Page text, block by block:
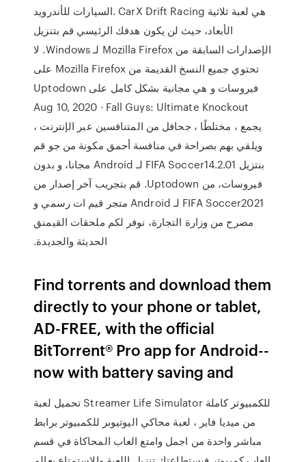
السيارات للأندرويد. CarX Drift Racing هي لعبة ثلاثية
الأبعاد، حيث لن يكون هدفك الرئيسي ‫قم بتنزيل
الإصدارات السابقة من Mozilla Firefox لـ Windows. لا
تحتوي جميع النسخ القديمة من Mozilla Firefox على
فيروسات و هي مجانية بشكل كامل على Uptodown
Aug 10, 2020 · Fall Guys: Ultimate Knockout
يجمع ، مختلطًا ، جحافل من المتنافسين عبر الإنترنت ،
ويلقي بهم بصراحة في منافسة أحمق مكونة من جو ‫قم
بنتزيل FIFA Soccer14.2.01 لـ Android مجانا، و بدون
فيروسات، من Uptodown. قم بتجريب آخر إصدار من
FIFA Soccer2021 لـ Android متجر قيم ات رسمي و
مصرح من وزارة التجارة، نوفر لكم ملحقات القيمنق
الحديثة والجديدة.
Find torrents and download them
directly to your phone or tablet,
AD-FREE, with the official
BitTorrent® Pro app for Android--
now with battery saving and
تحميل لعبة Streamer Life Simulator للكمبيوتر كاملة
من ميديا فاير ، لعبة محاكي اليوتيوبر للكمبيوتر برابط
مباشر واحدة من اجمل وامتع العاب المحاكاة في قسم